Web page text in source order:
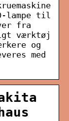
lampe til
fra
værktøj
og
med